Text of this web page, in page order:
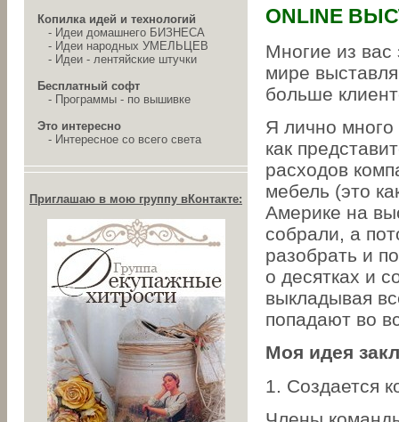
Копилка идей и технологий
- Идеи домашнего БИЗНЕСА
- Идеи народных УМЕЛЬЦЕВ
- Идеи - лентяйские штучки
Бесплатный софт
- Программы - по вышивке
Это интересно
- Интересное со всего света
Приглашаю в мою группу вКонтакте:
ONLINE
Многие из вас
мире
больше
Я лично много
как
расходов
мебель (это
Америке на
собрали, а
разобрать и
о десятках и
выкладывая
попадают во
Моя идея
1. Создается